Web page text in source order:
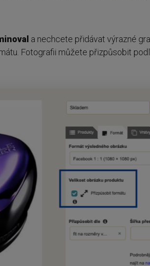
a nechcete přidávat výrazné
Fotografii můžete přizpůsobit